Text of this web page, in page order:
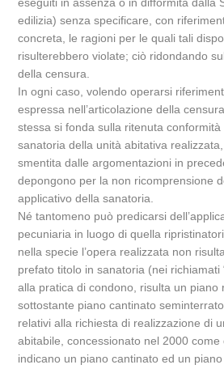
edilizia) senza specificare, con
concreta, le ragioni per le quali tali
risulterebbero violate; ciò ridondando
della censura.
In ogni caso, volendo operarsi
espressa nell’articolazione della
stessa si fonda sulla ritenuta
sanatoria della unità abitativa
smentita dalle argomentazioni in
depongono per la non ricomprensione
applicativo della sanatoria.
Né tantomeno può predicarsi
pecuniaria in luogo di quella
nella specie l’opera realizzata non
prefato titolo in sanatoria (nei richiamati
alla pratica di condono, risulta un piano
sottostante piano cantinato
relativi alla richiesta di realizzazione di
abitabile, concessionato nel 2000
indicano un piano cantinato ed un